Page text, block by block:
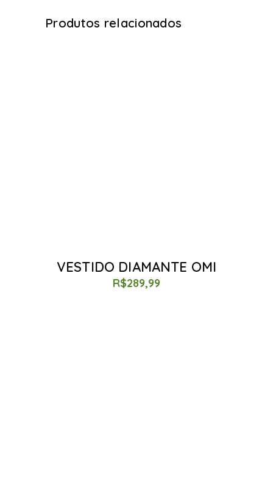
Produtos relacionados
VESTIDO DIAMANTE OMI
R$289,99